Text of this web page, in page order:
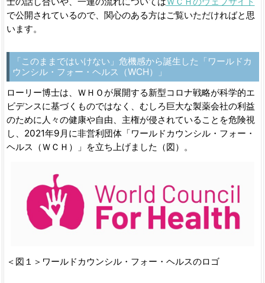
で公開されているので、関心のある方はご覧いただければと思
います。
「このままではいけない」危機感から誕生した「ワールドカ
ウンシル・フォー・ヘルス（WCH）」
ローリー博士は、ＷＨＯが展開する新型コロナ戦略が科学的エ
ビデンスに基づくものではなく、むしろ巨大な製薬会社の利益
のために人々の健康や自由、主権が侵されていることを危険視
し、2021年9月に非営利団体「ワールドカウンシル・フォー・
ヘルス（ＷＣＨ）」を立ち上げました（図）。
＜図１＞ワールドカウンシル・フォー・ヘルスのロゴ